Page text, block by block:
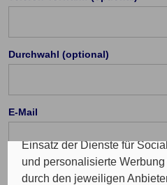
Nutzungsverhaltens, Social
Programme sowie für
Insgesamt werden Ihre
Einsatz der Dienste für
und personalisierte
durch den jeweiligen
Durchwahl (optional)
E-Mail